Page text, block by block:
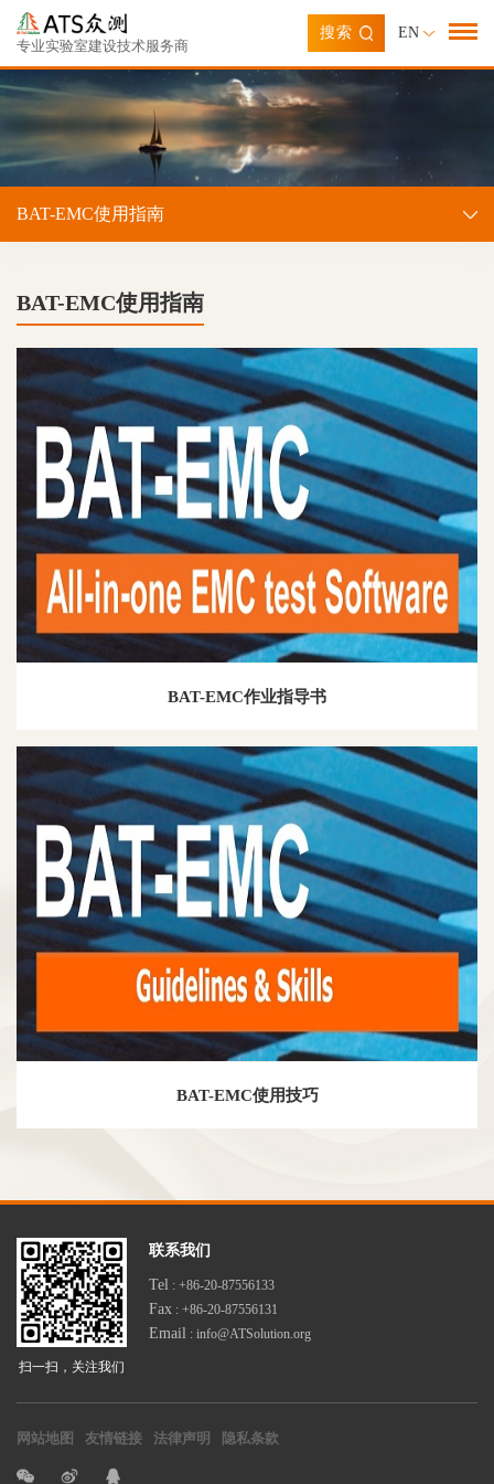
专业实验室建设技术服务商
搜索 EN
BAT-EMC使用指南
BAT-EMC使用指南
BAT-EMC作业指导书
BAT-EMC使用技巧
扫一扫，关注我们
联系我们
Tel : +86-20-87556133
Fax : +86-20-87556131
Email : info@ATSolution.org
网站地图 友情链接 法律声明 隐私条款